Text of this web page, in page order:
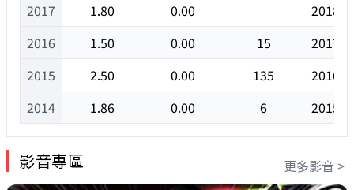
2017
2016
2015
2014
1.80
0.00
2018/
1.50
0.00 15
2017/
2.50
0.00 135
2016/
1.86
0.00 6 2015/
影音專區 更多影音 >